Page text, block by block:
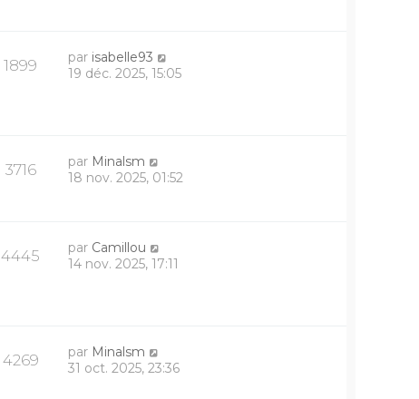
1899 par isabelle93
19 déc. 2025, 15:05
3716 par Minalsm
18 nov. 2025, 01:52
4445 par Camillou
14 nov. 2025, 17:11
4269 par Minalsm
31 oct. 2025, 23:36